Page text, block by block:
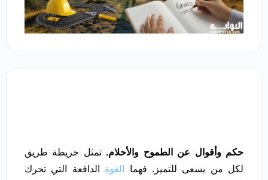
حكم وأقوال عن الطموح والأحلام. تمثل خريطة طريق
لكل من يسعى للتميز. فهما
القوة الدافعة التي تحرك